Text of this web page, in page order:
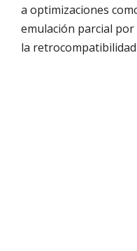
a optimizaciones
emulación parcial
la retrocompatibilidad